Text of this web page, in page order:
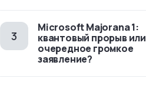
Microsoft Majorana 1:
квантовый прорыв или
очередное громкое
заявление?